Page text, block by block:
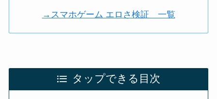
→スマホゲーム エロさ検証 一覧
タップできる目次